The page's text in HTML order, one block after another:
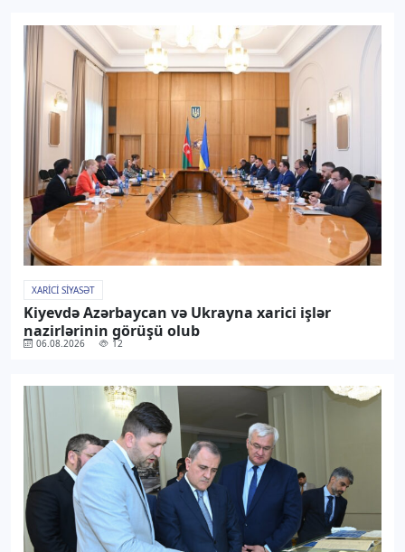
XARICI SIYASƏT
Kiyevdə Azərbaycan və Ukrayna xarici işlər
nazirlərinin görüşü olub
06.08.2026 12